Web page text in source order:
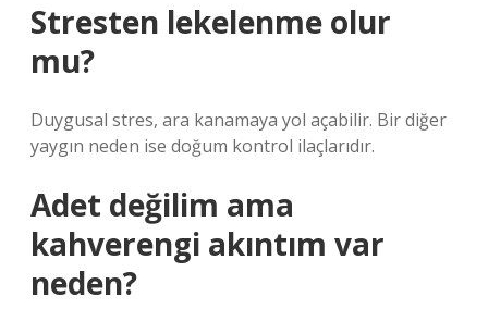
Stresten lekelenme olur
mu?
Duygusal stres, ara kanamaya yol açabilir. Bir diğer
yaygın neden ise doğum kontrol ilaçlarıdır.
Adet değilim ama
kahverengi akıntım var
neden?